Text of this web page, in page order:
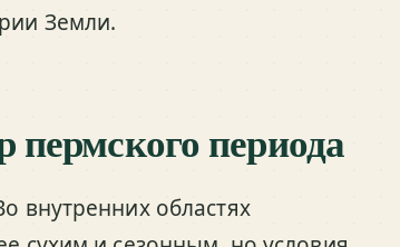
Земли.
периода
внутренних областях